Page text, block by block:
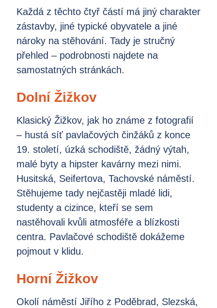
Každá z těchto čtyř částí má jiný charakter
zástavby, jiné typické obyvatele a jiné
nároky na stěhování. Tady je stručný
přehled – podrobnosti najdete na
samostatných stránkách.
Dolní Žižkov
Klasický Žižkov, jak ho známe z fotografií
– hustá síť pavlačových činžáků z konce
19. století, úzká schodiště, žádný výtah,
malé byty a hipster kavárny mezi nimi.
Husitská, Seifertova, Tachovské náměstí.
Stěhujeme tady nejčastěji mladé lidi,
studenty a cizince, kteří se sem
nastěhovali kvůli atmosféře a blízkosti
centra. Pavlačové schodiště dokážeme
pojmout v klidu.
Horní Žižkov
Okolí náměstí Jiřího z Poděbrad, Slezská,